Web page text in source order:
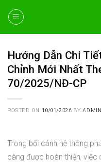
content
Hướng Dẫn Chi
Chỉnh Mới Nhất
70/2025/NĐ-CP
POSTED ON 10/01/2026 BYADMIN
Trong bối cảnh hệ thống
càng được hoàn thiện,